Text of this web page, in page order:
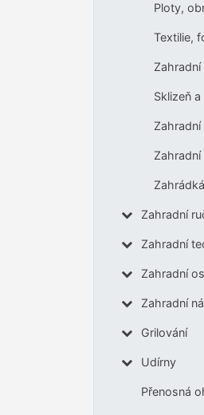
Ploty,
Textilie,
Sklizeň
Zahradní
Zahradní
Zahradní
Zahradní
Zahradní
Grilování
Udírny
Přenosná